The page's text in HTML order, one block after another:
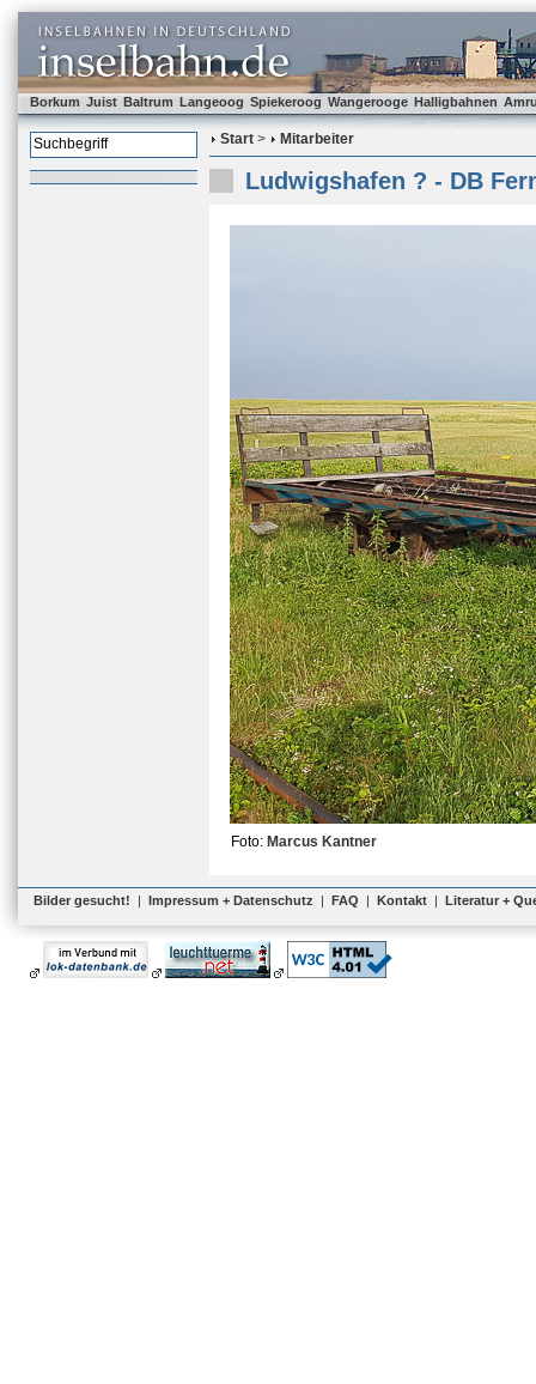
Borkum Juist Baltrum Langeoog Spiekeroog Wangerooge Halligbahnen
Start > Mitarbeiter
Ludwigshafen ? - DB
Foto: Marcus Kantner
Bilder gesucht! | Impressum + Datenschutz | FAQ | Kontakt | Literatur +